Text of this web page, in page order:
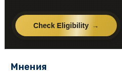
Мнения